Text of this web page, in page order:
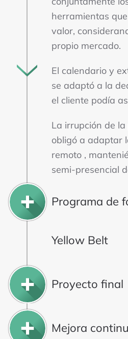
herramientas
valor,
propio mercado.
El calendario y
se adaptó a la
el cliente podía
La irrupción de
obligó a adaptar
remoto ,
semi-presencial
Programa de
Yellow Belt
Proyecto final
Mejora